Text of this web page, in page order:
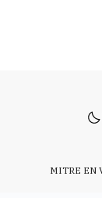
MITRE EN